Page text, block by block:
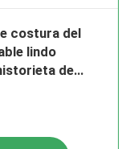
costura del
lindo
de